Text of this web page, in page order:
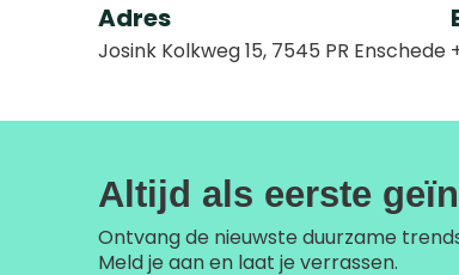
Adres
Josink Kolkweg 15, 7545 PR Enschede
Altijd als eerste
Ontvang de nieuwste duurzame
Meld je aan en laat je verrassen.